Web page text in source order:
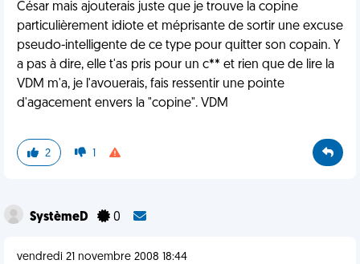
César mais ajouterais juste que je trouve la copine
particulièrement idiote et méprisante de sortir une excuse
pseudo-intelligente de ce type pour quitter son copain. Y
a pas à dire, elle t'as pris pour un c** et rien que de lire la
VDM m'a, je l'avouerais, fais ressentir une pointe
d'agacement envers la "copine". VDM
2 1
SystèmeD 0
vendredi 21 novembre 2008 18:44